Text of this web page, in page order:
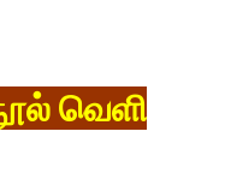
வெளி